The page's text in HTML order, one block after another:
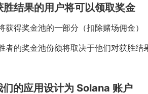
胜结果的用户将可以领取奖金
获得奖金池的一部分（扣除赌场佣金）
者的奖金池份额将取决于他们对获胜结
们的应用设计为 Solana 账户